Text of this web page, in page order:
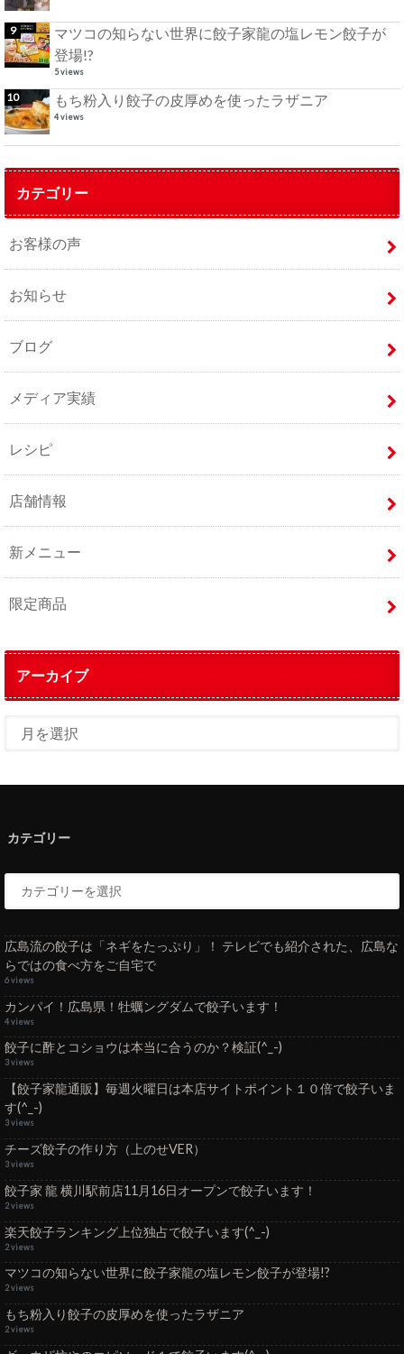
マツコの知らない世界に餃子家龍の塩レモン餃子が
登場!?
5 views
もち粉入り餃子の皮厚めを使ったラザニア
4 views
カテゴリー
お客様の声
お知らせ
ブログ
メディア実績
レシピ
店舗情報
新メニュー
限定商品
アーカイブ
カテゴリー
広島流の餃子は「ネギをたっぷり」！ テレビでも紹介された、広島な
らではの食べ方をご自宅で
6 views
カンパイ！広島県！牡蠣ングダムで餃子います！
4 views
餃子に酢とコショウは本当に合うのか？検証(^_-)
3 views
【餃子家龍通販】毎週火曜日は本店サイトポイント１０倍で餃子いま
す(^_-)
3 views
チーズ餃子の作り方（上のせVER）
3 views
餃子家 龍 横川駅前店11月16日オープンで餃子います！
2 views
楽天餃子ランキング上位独占で餃子います(^_-)
2 views
マツコの知らない世界に餃子家龍の塩レモン餃子が登場!?
2 views
もち粉入り餃子の皮厚めを使ったラザニア
2 views